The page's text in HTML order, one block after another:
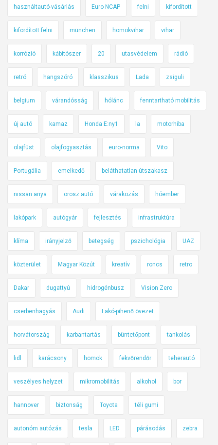
használtautó-vásárlás Euro NCAP felni kifordított
kifordított felni münchen homokvihar vihar
korrózió kábítószer 20 utasvédelem rádió
retró hangszóró klasszikus Lada zsiguli
belgium várandósság hólánc fenntartható mobilitás
új autó kamaz Honda E:ny1 la motorhiba
olajfüst olajfogyasztás euro-norma Vito
Portugália emelkedő beláthatatlan útszakasz
nissan ariya orosz autó várakozás hóember
lakópark autógyár fejlesztés infrastruktúra
klíma irányjelző betegség pszichológia UAZ
közterület Magyar Közút kreatív roncs retro
Dakar dugattyú hidrogénbusz Vision Zero
cserbenhagyás Audi Lakó-pihenő övezet
horvátország karbantartás büntetőpont tankolás
lidl karácsony homok fekvőrendőr teherautó
veszélyes helyzet mikromobilitás alkohol bor
hannover biztonság Toyota téli gumi
autonóm autózás tesla LED párásodás zebra